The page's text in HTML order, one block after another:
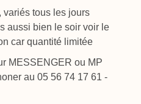
variés tous les jours
aussi bien le soir voir le
car quantité limitée
MESSENGER ou MP
au 05 56 74 17 61 -